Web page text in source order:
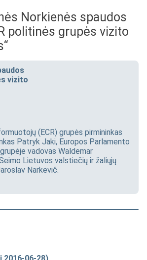
Norkienės spaudos
politinės grupės vizito
vizito
(ECR) grupės pirmininkas
Patryk Jaki, Europos Parlamento
vadovas Waldemar
Lietuvos valstiečių ir žaliųjų
Narkevič.​